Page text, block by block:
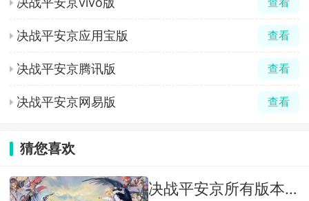
决战平安京应用宝版 查看
决战平安京腾讯版 查看
决战平安京网易版 查看
猜您喜欢
决战平安京所有版本合集